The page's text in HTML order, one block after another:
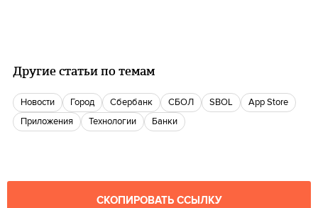
Другие статьи по темам
новости город Сбербанк СБОЛ SBOL
App Store
Приложения
Технологии банки
СКОПИРОВАТЬ ССЫЛКУ